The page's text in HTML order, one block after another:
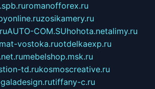
romanofforex.ru
zosikamery.ru
AUTO-COM.SUhohota.netalimy.ru
vostoka.ruotdelkaexp.ru
mebelshop.msk.ru
td.rukosmoscreative.ru
tiffany-c.ru